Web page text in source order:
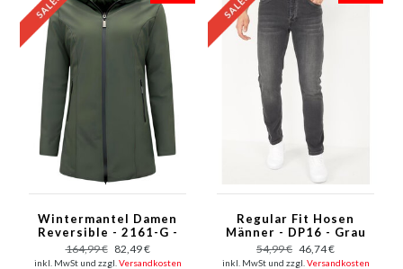
Wintermantel Damen
Reversible - 2161-G -
Grün
164,99 € 82,49 €
inkl. MwSt und zzgl. Versandkosten
Regular Fit Hosen
Männer - DP16 - Grau
54,99 € 46,74 €
inkl. MwSt und zzgl. Versandkosten